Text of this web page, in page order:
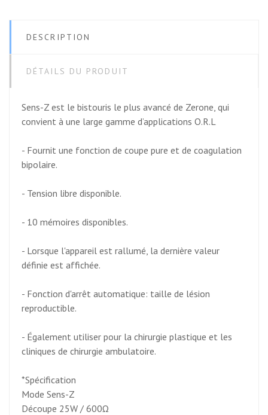
DESCRIPTION
DÉTAILS DU PRODUIT
Sens-Z est le bistouris le plus avancé de Zerone, qui
convient à une large gamme d’applications O.R.L
- Fournit une fonction de coupe pure et de coagulation
bipolaire.
- Tension libre disponible.
- 10 mémoires disponibles.
- Lorsque l'appareil est rallumé, la dernière valeur
définie est affichée.
- Fonction d'arrêt automatique: taille de lésion
reproductible.
- Également utiliser pour la chirurgie plastique et les
cliniques de chirurgie ambulatoire.
*Spécification
Mode Sens-Z
Découpe 25W / 600Ω